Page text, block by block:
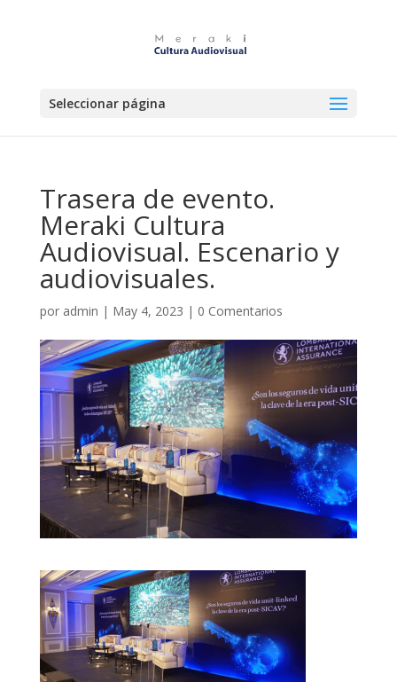
Seleccionar página
Trasera de evento.
Meraki Cultura
Audiovisual. Escenario y
audiovisuales.
por admin | May 4, 2023 | 0 Comentarios